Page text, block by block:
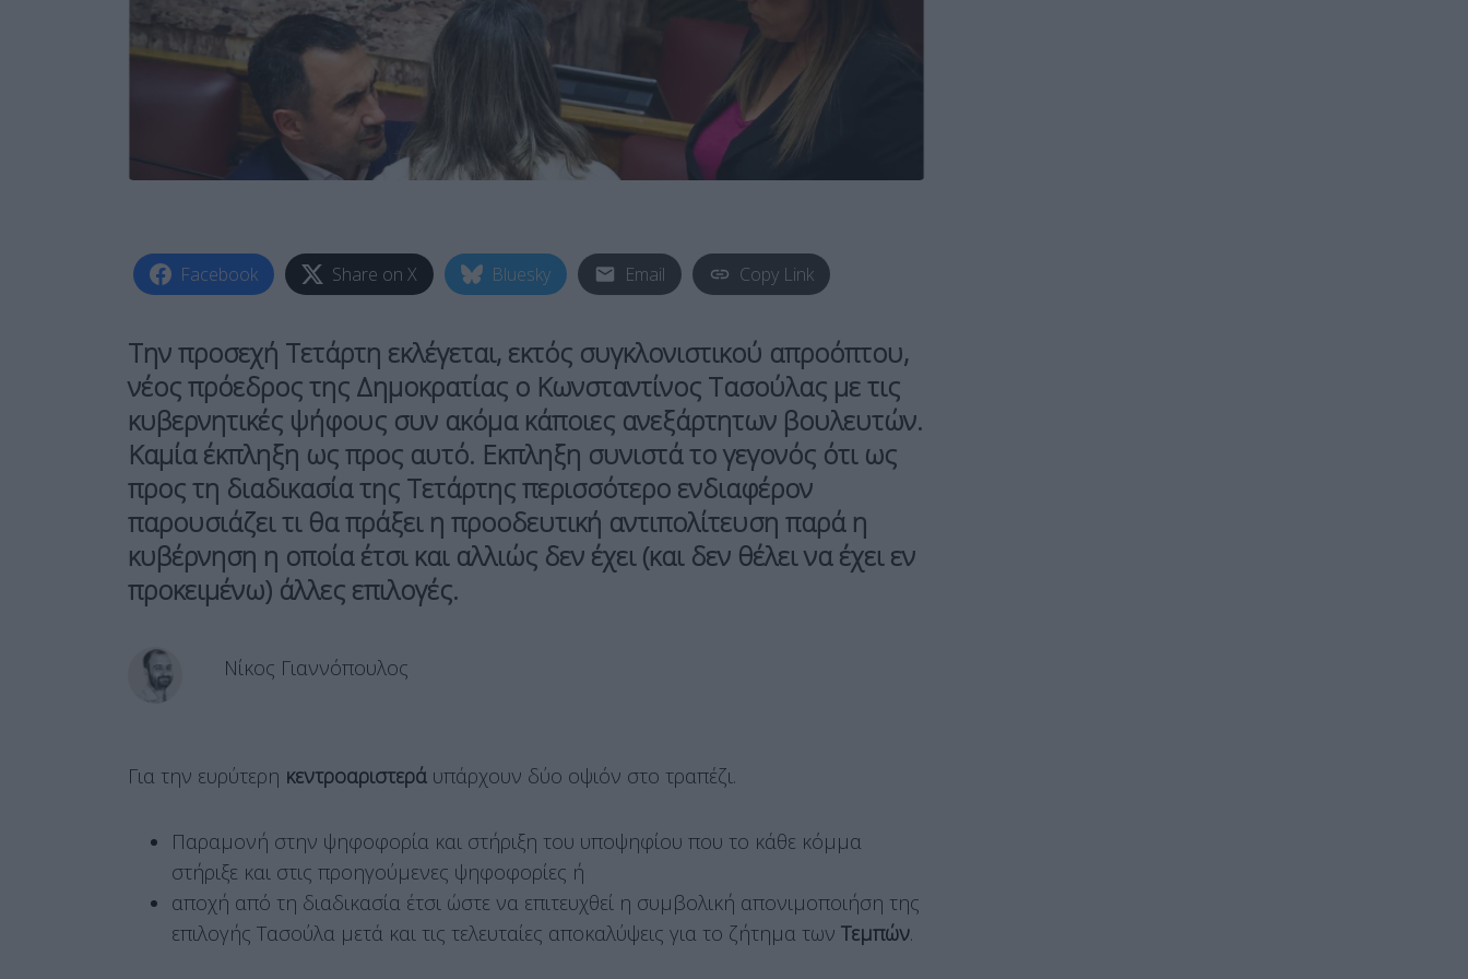
Facebook Share on X Bluesky Email Copy Link
Την προσεχή Τετάρτη εκλέγεται, εκτός συγκλονιστικού απροόπτου,
νέος πρόεδρος της Δημοκρατίας ο Κωνσταντίνος Τασούλας με τις
κυβερνητικές ψήφους συν ακόμα κάποιες ανεξάρτητων βουλευτών.
Καμία έκπληξη ως προς αυτό. Εκπληξη συνιστά το γεγονός ότι ως
προς τη διαδικασία της Τετάρτης περισσότερο ενδιαφέρον
παρουσιάζει τι θα πράξει η προοδευτική αντιπολίτευση παρά η
κυβέρνηση η οποία έτσι και αλλιώς δεν έχει (και δεν θέλει να έχει εν
προκειμένω) άλλες επιλογές.
Νίκος Γιαννόπουλος
Για την ευρύτερη κεντροαριστερά υπάρχουν δύο οψιόν στο τραπέζι.
Παραμονή στην ψηφοφορία και στήριξη του υποψηφίου που το κάθε κόμμα
στήριξε και στις προηγούμενες ψηφοφορίες ή
αποχή από τη διαδικασία έτσι ώστε να επιτευχθεί η συμβολική απονιμοποιήση της
επιλογής Τασούλα μετά και τις τελευταίες αποκαλύψεις για το ζήτημα των Τεμπών.